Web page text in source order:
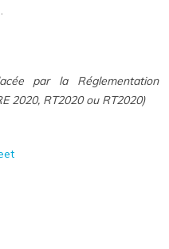
.
par la Réglementation
2020, RT2020 ou RT2020)